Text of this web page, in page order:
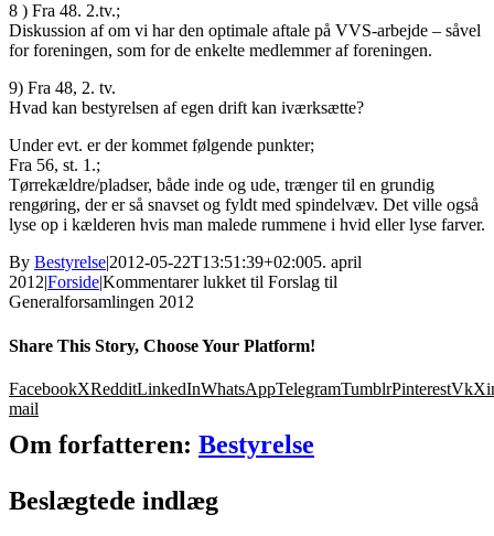
8 ) Fra 48. 2.tv.;
Diskussion af om vi har den optimale aftale på VVS-arbejde – såvel
for foreningen, som for de enkelte medlemmer af foreningen.
9) Fra 48, 2. tv.
Hvad kan bestyrelsen af egen drift kan iværksætte?
Under evt. er der kommet følgende punkter;
Fra 56, st. 1.;
Tørrekældre/pladser, både inde og ude, trænger til en grundig
rengøring, der er så snavset og fyldt med spindelvæv. Det ville også
lyse op i kælderen hvis man malede rummene i hvid eller lyse farver.
By Bestyrelse|2012-05-22T13:51:39+02:005. april
2012|Forside|Kommentarer lukkettil Forslag til
Generalforsamlingen 2012
Share This Story, Choose Your Platform!
FacebookXRedditLinkedInWhatsAppTelegramTumblrPinterestVk
mail
Om forfatteren: Bestyrelse
Beslægtede indlæg